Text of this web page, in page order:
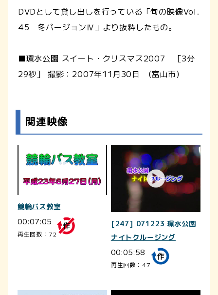
DVDとして貸し出しを行っている「旬の映像Vol.
45 冬バージョンⅣ」より抜粋したもの。
■環水公園 スイート・クリスマス2007 ［3分
29秒］ 撮影：2007年11月30日 (富山市)
関連映像
競輪バス教室
00:07:05
再生回数：72
[247] 071223 環水公園
ナイトクルージング
00:05:58
再生回数：47